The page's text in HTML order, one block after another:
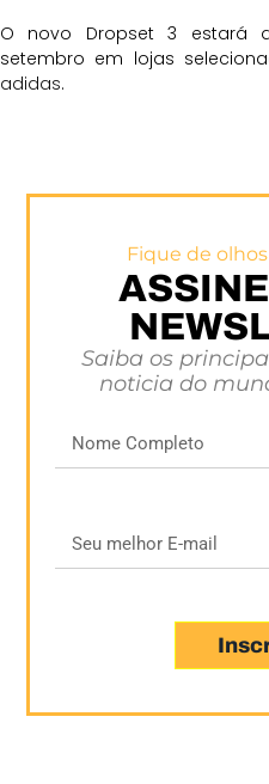
O novo Dropset 3 estará
setembro em lojas
adidas.
Fique de
Saiba os
noticia do